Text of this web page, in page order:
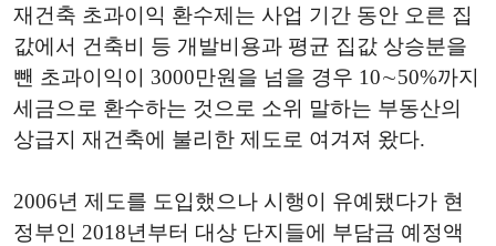
재건축 초과이익 환수제는 사업 기간 동안 오른 집
값에서 건축비 등 개발비용과 평균 집값 상승분을
뺀 초과이익이 3000만원을 넘을 경우 10∼50%까지
세금으로 환수하는 것으로 소위 말하는 부동산의
상급지 재건축에 불리한 제도로 여겨져 왔다.
2006년 제도를 도입했으나 시행이 유예됐다가 현
정부인 2018년부터 대상 단지들에 부담금 예정액